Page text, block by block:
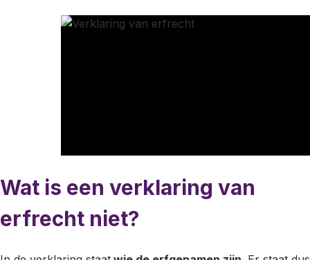
Wat is een verklaring van
erfrecht niet?